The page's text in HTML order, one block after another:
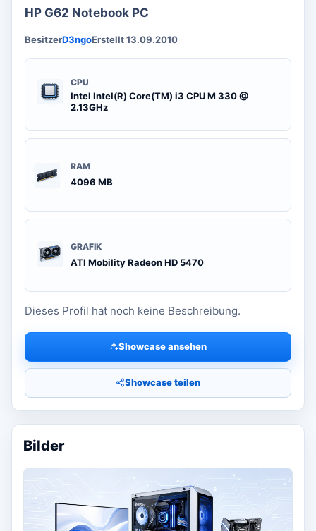
HP G62 Notebook PC
BesitzerD3ngoErstellt 13.09.2010
CPU
Intel Intel(R) Core(TM) i3 CPU M 330 @
2.13GHz
RAM
4096 MB
GRAFIK
ATI Mobility Radeon HD 5470
Dieses Profil hat noch keine Beschreibung.
Showcase ansehen
Showcase teilen
Bilder